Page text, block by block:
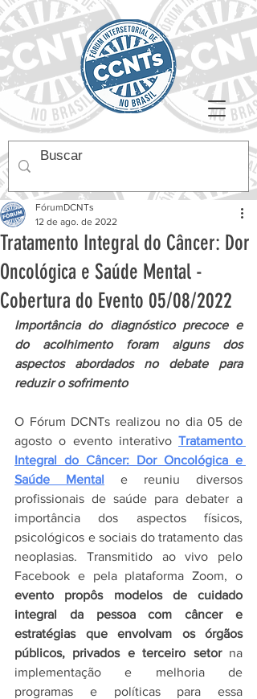
Tratamento Integral do Câncer: Dor
Oncológica e Saúde Mental -
Cobertura do Evento 05/08/2022
FórumDCNTs
12 de ago. de 2022
Importância do diagnóstico precoce e
do acolhimento foram alguns dos
aspectos abordados no debate para
reduzir o sofrimento
O Fórum DCNTs realizou no dia 05 de
agosto o evento interativo Tratamento
Integral do Câncer: Dor Oncológica e
Saúde Mental e reuniu diversos
profissionais de saúde para debater a
importância dos aspectos físicos,
psicológicos e sociais do tratamento das
neoplasias. Transmitido ao vivo pelo
evento propôs modelos de cuidado
integral da pessoa com câncer e
estratégias que envolvam os órgãos
públicos, privados e terceiro setor na
implementação e melhoria de
programas e políticas para essa